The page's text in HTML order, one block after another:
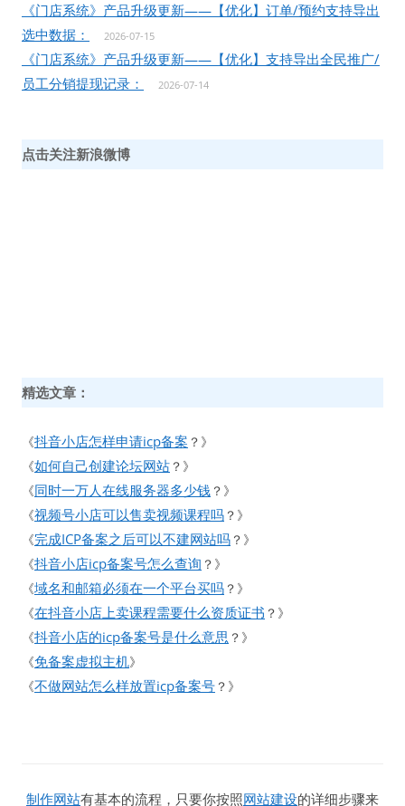
《门店系统》产品升级更新——【优化】订单/预约支持导出
选中数据：
2026-07-15
《门店系统》产品升级更新——【优化】支持导出全民推广/
员工分销提现记录：
2026-07-14
点击关注新浪微博
精选文章：
《抖音小店怎样申请icp备案 ？》
《如何自己创建论坛网站 ？》
《同时一万人在线服务器多少钱 ？》
《视频号小店可以售卖视频课程吗 ？》
《完成ICP备案之后可以不建网站吗 ？》
《抖音小店icp备案号怎么查询 ？》
《域名和邮箱必须在一个平台买吗 ？》
《在抖音小店上卖课程需要什么资质证书 ？》
《抖音小店的icp备案号是什么意思 ？》
《免备案虚拟主机》
《不做网站怎么样放置icp备案号 ？》
制作网站有基本的流程，只要你按照网站建设的详细步骤来